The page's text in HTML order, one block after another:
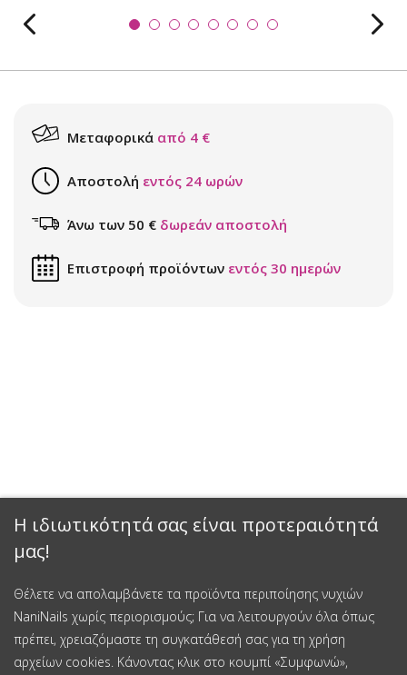
Η ιδιωτικότητά σας είναι προτεραιότητά
μας!
Θέλετε να απολαμβάνετε τα προϊόντα περιποίησης νυχιών
NaniNails χωρίς περιορισμούς; Για να λειτουργούν όλα όπως
πρέπει, χρειαζόμαστε τη συγκατάθεσή σας για τη χρήση
αρχείων cookies. Κάνοντας κλικ στο κουμπί «Συμφωνώ»,
Μεταφορικά από 4 €
Αποστολή εντός 24 ωρών
Άνω των 50 € δωρεάν αποστολή
Επιστροφή προϊόντων εντός 30 ημερών